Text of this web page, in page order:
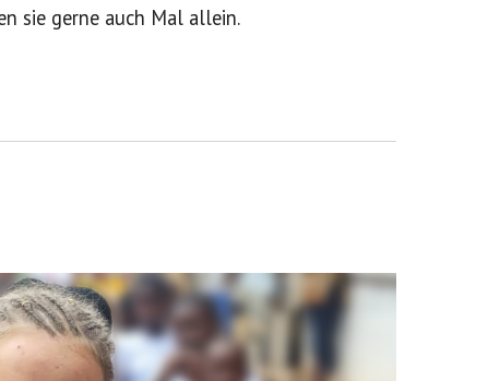
sie gerne auch Mal allein.